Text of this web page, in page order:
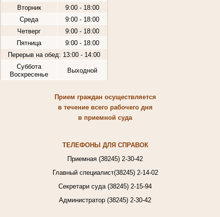
Вторник
9:00 - 18:00
Среда
9:00 - 18:00
Четверг
9:00 - 18:00
Пятница
9:00 - 18:00
Перерыв на обед: 13:00 - 14:00
Суббота
Воскресенье
Выходной
Прием граждан осуществляется
в течение всего рабочего дня
в приемной суда
ТЕЛЕФОНЫ ДЛЯ СПРАВОК
Приемная (38245) 2-30-42
Главный специалист(38245) 2-14-02
Секретари суда (38245) 2-15-94
Администратор (38245) 2-30-42